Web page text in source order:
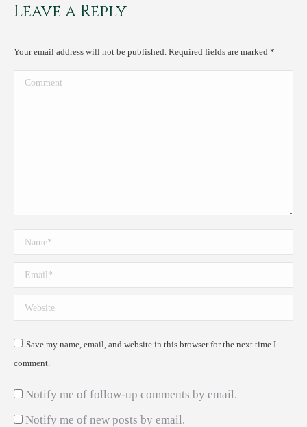
Leave a Reply
Your email address will not be published. Required fields are marked *
Comment
Name *
Email *
Website
Save my name, email, and website in this browser for the next time I
comment.
Notify me of follow-up comments by email.
Notify me of new posts by email.